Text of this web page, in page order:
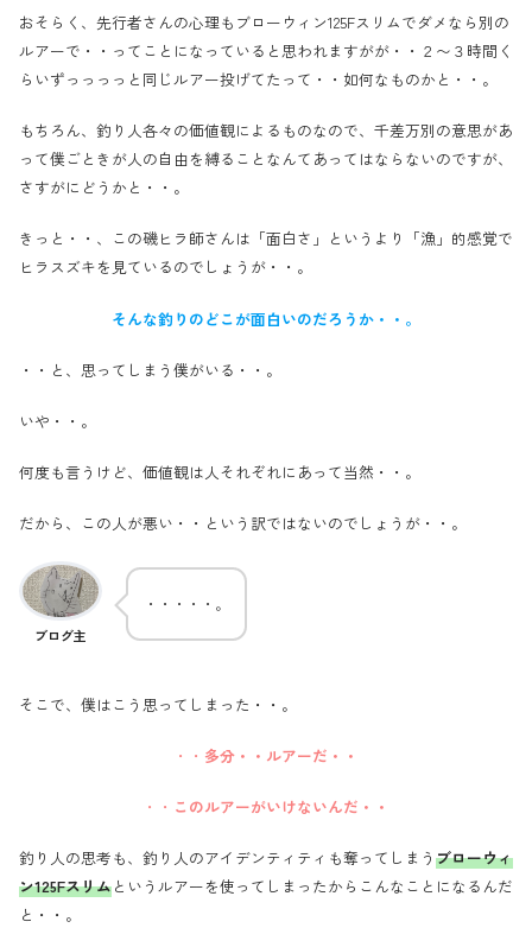
おそらく、先行者さんの心理もブローウィン125Fスリムでダメなら別の
ルアーで・・ってことになっていると思われますがが・・２〜３時間く
らいずっっっっと同じルアー投げてたって・・如何なものかと・・。
もちろん、釣り人各々の価値観によるものなので、千差万別の意思があ
って僕ごときが人の自由を縛ることなんてあってはならないのですが、
さすがにどうかと・・。
きっと・・、この磯ヒラ師さんは「面白さ」というより「漁」的感覚で
ヒラスズキを見ているのでしょうが・・。
そんな釣りのどこが面白いのだろうか・・。
・・と、思ってしまう僕がいる・・。
いや・・。
何度も言うけど、価値観は人それぞれにあって当然・・。
だから、この人が悪い・・という訳ではないのでしょうが・・。
ブログ主
・・・・・。
そこで、僕はこう思ってしまった・・。
・・ 多分・・ルアーだ・・
・・ このルアーがいけないんだ・・
釣り人の思考も、釣り人のアイデンティティも奪ってしまう ブローウィ
ン125Fスリムというルアーを使ってしまったからこんなことになるんだ
と・・。